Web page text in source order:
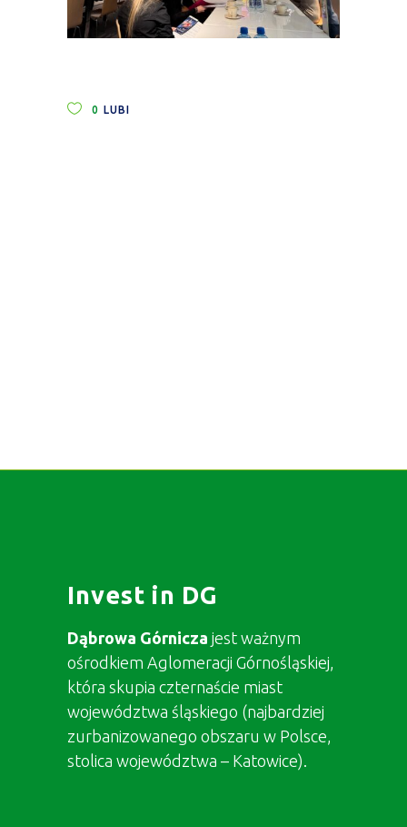
0 LUBI
Invest in DG
Dąbrowa Górnicza jest ważnym
ośrodkiem Aglomeracji Górnośląskiej,
która skupia czternaście miast
województwa śląskiego (najbardziej
zurbanizowanego obszaru w Polsce,
stolica województwa – Katowice).